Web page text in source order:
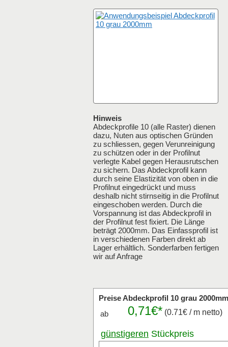
Hinweis
Abdeckprofile 10 (alle Raster) dienen
dazu, Nuten aus optischen Gründen
zu schliessen, gegen Verunreinigung
zu schützen oder in der Profilnut
verlegte Kabel gegen Herausrutschen
zu sichern. Das Abdeckprofil kann
durch seine Elastizität von oben in die
Profilnut eingedrückt und muss
deshalb nicht stirnseitig in die Profilnut
eingeschoben werden. Durch die
Vorspannung ist das Abdeckprofil in
der Profilnut fest fixiert. Die Länge
beträgt 2000mm. Das Einfassprofil ist
in verschiedenen Farben direkt ab
Lager erhältlich. Sonderfarben fertigen
wir auf Anfrage
Preise Abdeckprofil 10 grau 2000mm
ab 0,71€* (0.71€ / m netto)
günstigeren Stückpreis
anfragen